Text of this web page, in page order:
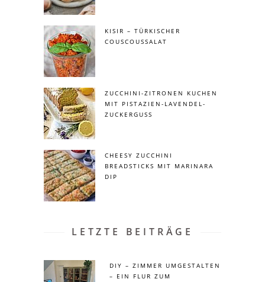
KISIR – TÜRKISCHER
COUSCOUSSALAT
ZUCCHINI-ZITRONEN KUCHEN
MIT PISTAZIEN-LAVENDEL-
ZUCKERGUSS
CHEESY ZUCCHINI
BREADSTICKS MIT MARINARA
DIP
LETZTE BEITRÄGE
DIY – ZIMMER UMGESTALTEN
– EIN FLUR ZUM